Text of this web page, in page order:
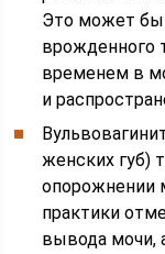
Это может
врожденного
временем в
и
женских губ)
опорожнении
практики
вывода мочи,